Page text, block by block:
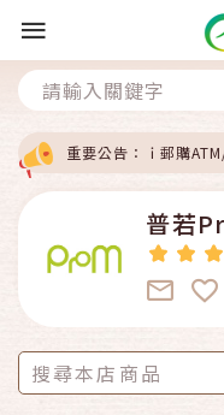
重要公告：ｉ郵購
普若